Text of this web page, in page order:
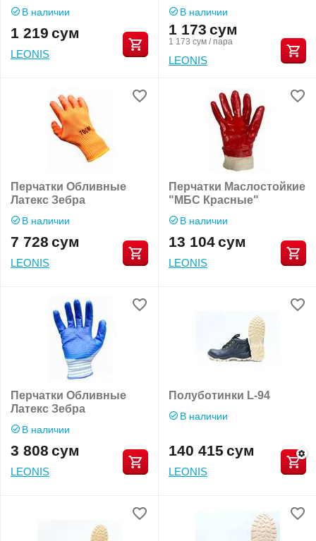
В наличии
1 219 сум
LEONIS
В наличии
1 173 сум
1 173 сум / пара
LEONIS
Перчатки Обливные
Латекс Зебра
В наличии
7 728 сум
LEONIS
Перчатки Маслостойкие
"МБС Красные"
В наличии
13 104сум
LEONIS
Перчатки Обливные
Латекс Зебра
В наличии
3 808 сум
LEONIS
Полуботинки L-94
В наличии
140 415 сум
LEONIS